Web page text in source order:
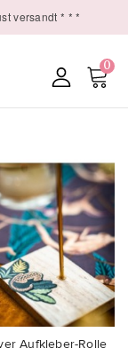
versandt * * *
0
Aufkleber-Rolle